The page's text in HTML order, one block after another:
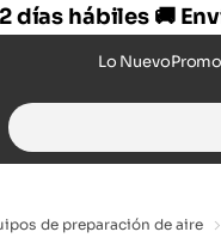
2 días hábiles 🚚
Lo Nuevo
Search
for:
de preparación de aire